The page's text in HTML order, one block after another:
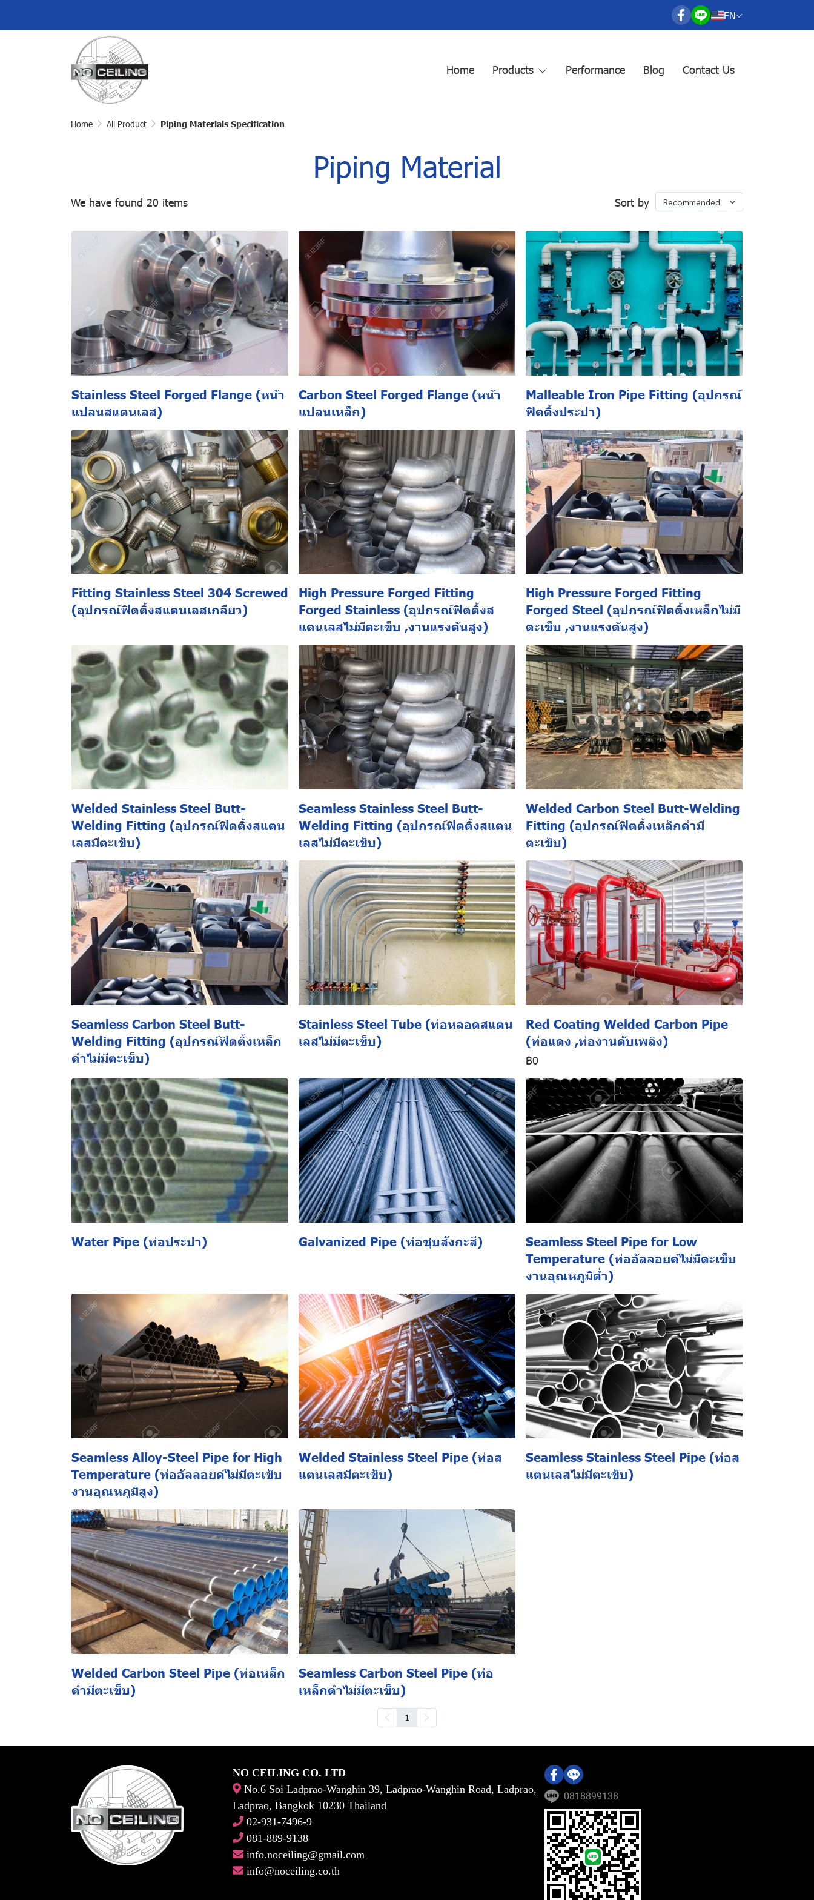
EN
Home Products Performance Blog Contact Us
Home All Product Piping Materials Specification
Piping Material
We have found 20 items Sort by Recommended
Stainless Steel Forged Flange (หน้า
แปลนสแตนเลส)
Carbon Steel Forged Flange (หน้า
แปลนเหล็ก)
Malleable Iron Pipe Fitting (อุปกรณ์
ฟิตติ้งประปา)
Fitting Stainless Steel 304 Screwed
(อุปกรณ์ฟิตติ้งสแตนเลสเกลียว)
High Pressure Forged Fitting
Forged Stainless (อุปกรณ์ฟิตติ้งส
แตนเลสไม่มีตะเข็บ ,งานแรงดันสูง)
High Pressure Forged Fitting
Forged Steel (อุปกรณ์ฟิตติ้งเหล็กไม่มี
ตะเข็บ ,งานแรงดันสูง)
Welded Stainless Steel Butt-
Welding Fitting (อุปกรณ์ฟิตติ้งสแตน
เลสมีตะเข็บ)
Seamless Stainless Steel Butt-
Welding Fitting (อุปกรณ์ฟิตติ้งสแตน
เลสไม่มีตะเข็บ)
Welded Carbon Steel Butt-Welding
Fitting (อุปกรณ์ฟิตติ้งเหล็กดำมี
ตะเข็บ)
Seamless Carbon Steel Butt-
Welding Fitting (อุปกรณ์ฟิตติ้งเหล็ก
ดำไม่มีตะเข็บ)
Stainless Steel Tube (ท่อหลอดสแตน
เลสไม่มีตะเข็บ)
Red Coating Welded Carbon Pipe
(ท่อแดง ,ท่องานดับเพลิง)
฿0
Water Pipe (ท่อประปา) Galvanized Pipe (ท่อชุบสังกะสี)
Seamless Steel Pipe for Low
Temperature (ท่ออัลลอยด์ไม่มีตะเข็บ
งานอุณหภูมิต่ำ)
Seamless Alloy-Steel Pipe for High
Temperature (ท่ออัลลอยด์ไม่มีตะเข็บ
งานอุณหภูมิสูง)
Welded Stainless Steel Pipe (ท่อส
แตนเลสมีตะเข็บ)
Seamless Stainless Steel Pipe (ท่อส
แตนเลสไม่มีตะเข็บ)
Welded Carbon Steel Pipe (ท่อเหล็ก
ดำมีตะเข็บ)
Seamless Carbon Steel Pipe (ท่อ
เหล็กดำไม่มีตะเข็บ)
1
NO CEILING CO. LTD
No.6 Soi Ladprao-Wanghin 39, Ladprao-Wanghin Road, Ladprao,
Ladprao, Bangkok 10230 Thailand
02-931-7496-9
081-889-9138
info.noceiling@gmail.com
info@noceiling.co.th
0818899138